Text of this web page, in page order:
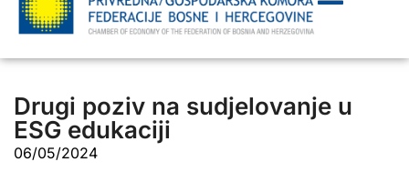
Drugi poziv na sudjelovanje u
ESG edukaciji
06/05/2024